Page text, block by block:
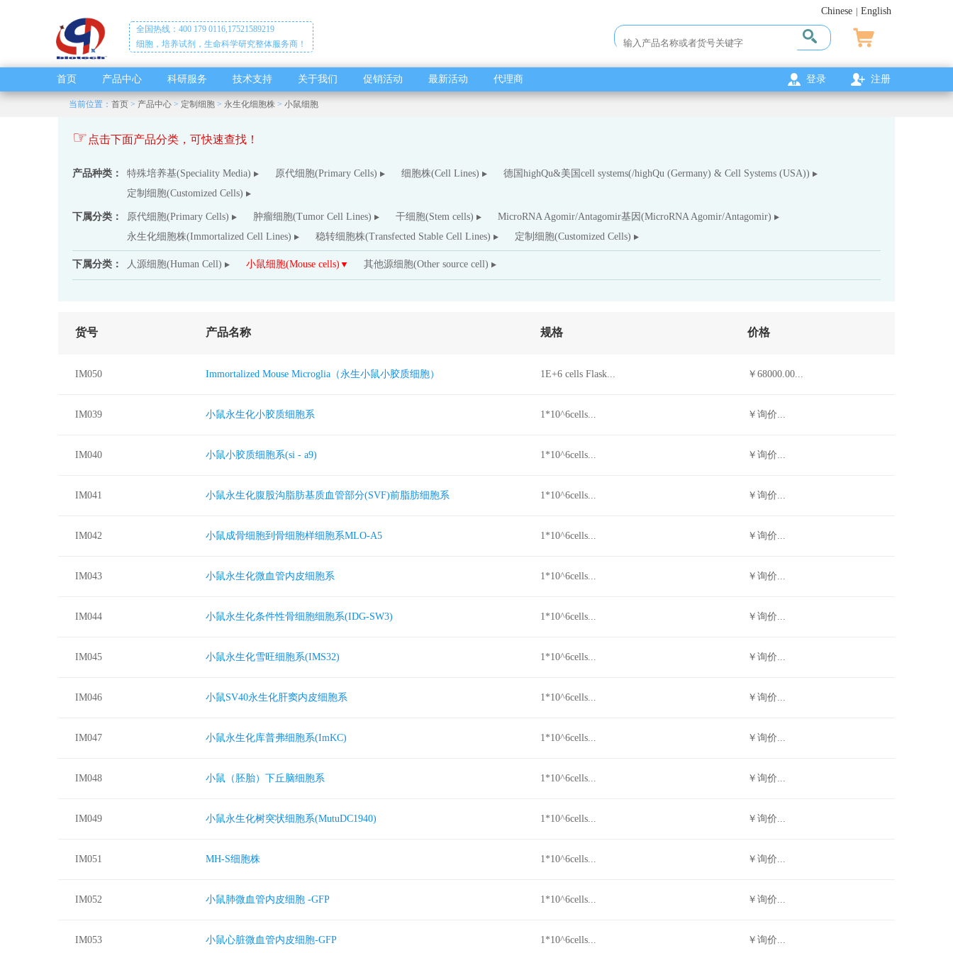
Chinese English
全国热线：400 179 0116,17521589219
细胞，培养试剂，生命科学研究整体服务商！
首页 产品中心 科研服务 技术支持 关于我们 促销活动 最新活动 代理商 登录 注册
当前位置： 首页 > 产品中心 > 定制细胞 > 永生化细胞株 > 小鼠细胞
☞ 点击下面产品分类，可快速查找！
产品种类： 特殊培养基(Speciality Media) 原代细胞(Primary Cells) 细胞株(Cell Lines)
德国highQu&美国cell systems(/highQu (Germany) & Cell Systems (USA))
定制细胞(Customized Cells)
下属分类： 原代细胞(Primary Cells) 肿瘤细胞(Tumor Cell Lines) 干细胞(Stem cells)
MicroRNA Agomir/Antagomir基因(MicroRNA Agomir/Antagomir)
永生化细胞株(Immortalized Cell Lines)
稳转细胞株(Transfected Stable Cell Lines) 定制细胞(Customized Cells)
下属分类： 人源细胞(Human Cell) 小鼠细胞(Mouse cells) 其他源细胞(Other source cell)
货号 产品名称 规格 价格
IM050 Immortalized Mouse Microglia（永生小鼠小胶质细胞） 1E+6 cells Flask... ￥68000.00...
IM039 小鼠永生化小胶质细胞系 1*10^6cells... ￥询价...
IM040 小鼠小胶质细胞系(si - a9) 1*10^6cells... ￥询价...
IM041 小鼠永生化腹股沟脂肪基质血管部分(SVF)前脂肪细胞系 1*10^6cells... ￥询价...
IM042 小鼠成骨细胞到骨细胞样细胞系MLO-A5 1*10^6cells... ￥询价...
IM043 小鼠永生化微血管内皮细胞系 1*10^6cells... ￥询价...
IM044 小鼠永生化条件性骨细胞细胞系(IDG-SW3) 1*10^6cells... ￥询价...
IM045 小鼠永生化雪旺细胞系(IMS32) 1*10^6cells... ￥询价...
IM046 小鼠SV40永生化肝窦内皮细胞系 1*10^6cells... ￥询价...
IM047 小鼠永生化库普弗细胞系(ImKC) 1*10^6cells... ￥询价...
IM048 小鼠（胚胎）下丘脑细胞系 1*10^6cells... ￥询价...
IM049 小鼠永生化树突状细胞系(MutuDC1940) 1*10^6cells... ￥询价...
IM051 MH-S细胞株 1*10^6cells... ￥询价...
IM052 小鼠肺微血管内皮细胞 -GFP 1*10^6cells... ￥询价...
IM053 小鼠心脏微血管内皮细胞-GFP 1*10^6cells... ￥询价...